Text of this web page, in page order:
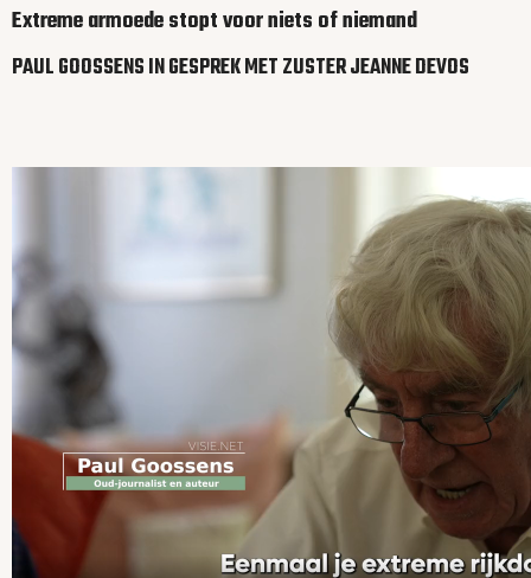
Extreme armoede stopt voor niets of niemand
PAUL GOOSSENS IN GESPREK MET ZUSTER JEANNE DEVOS